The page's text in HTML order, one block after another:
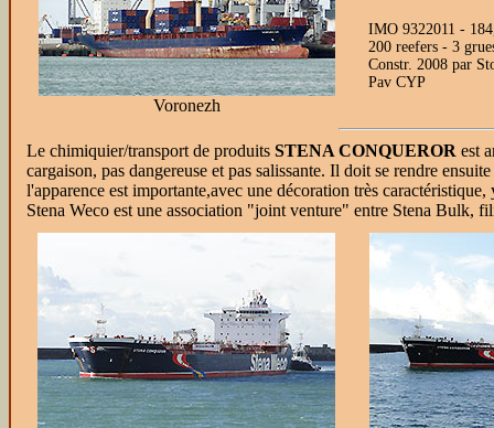
Voronezh
IMO 9322011 -
200 reefers - 3
Constr. 2008 par
Pav CYP
Le chimiquier/transport de produits STENA CONQUEROR est
cargaison, pas dangereuse et pas salissante. Il doit se rendre
l'apparence est importante,avec une décoration très
Stena Weco est une association "joint venture" entre Stena Bulk,